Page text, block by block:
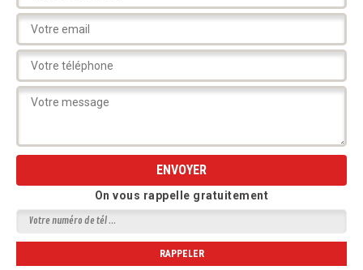
On vous rappelle gratuitement